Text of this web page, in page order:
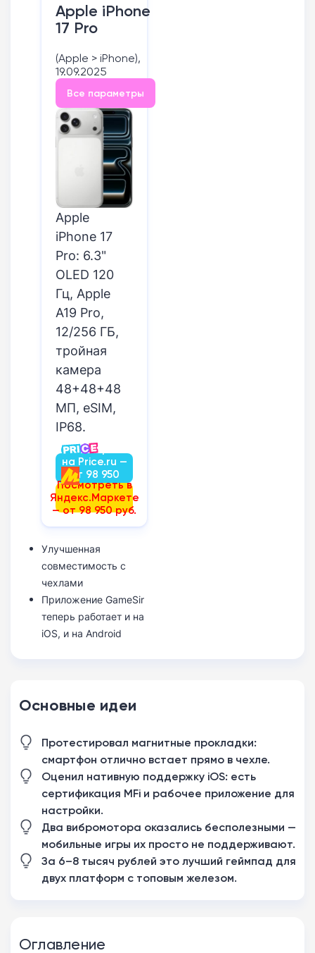
Apple iPhone
17 Pro
(Apple > iPhone),
19.09.2025
Все параметры
Apple
iPhone 17
Pro: 6.3"
OLED 120
Гц, Apple
A19 Pro,
12/256 ГБ,
тройная
камера
48+48+48
МП, eSIM,
IP68.
Посмотреть
на Price.ru —
от 98 950
руб.
Посмотреть в
Яндекс.Маркете
— от 98 950 руб.
Улучшенная
совместимость с
чехлами
Приложение GameSir
теперь работает и на
iOS, и на Android
Основные идеи
Протестировал магнитные прокладки:
смартфон отлично встает прямо в чехле.
Оценил нативную поддержку iOS: есть
сертификация MFi и рабочее приложение для
настройки.
Два вибромотора оказались бесполезными —
мобильные игры их просто не поддерживают.
За 6–8 тысяч рублей это лучший геймпад для
двух платформ с топовым железом.
Оглавление